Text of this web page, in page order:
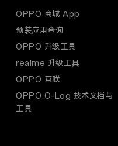
OPPO 商城 App
预装应用查询
OPPO 升级工具
realme 升级工具
OPPO 互联
OPPO O-Log 技术文档与
工具